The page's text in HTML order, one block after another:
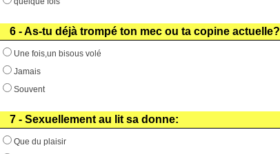
6 - As-tu déjà trompé ton mec ou ta copine actuelle?
Une fois,un bisous volé
Jamais
Souvent
7 - Sexuellement au lit sa donne:
Que du plaisir